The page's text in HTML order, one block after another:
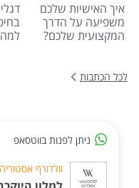
איך האישיות שלכם
משפיעה על הדרך
המקצועית שלכם?
לכל הכתבות
ניתן לפנות בווטסאפ
וולדורף אסטוריה